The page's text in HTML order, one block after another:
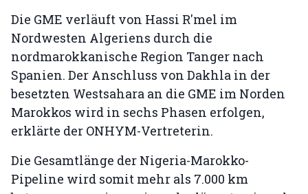
Die GME verläuft von Hassi R'mel im
Nordwesten Algeriens durch die
nordmarokkanische Region Tanger nach
Spanien. Der Anschluss von Dakhla in der
besetzten Westsahara an die GME im Norden
Marokkos wird in sechs Phasen erfolgen,
erklärte der ONHYM-Vertreterin.
Die Gesamtlänge der Nigeria-Marokko-
Pipeline wird somit mehr als 7.000 km